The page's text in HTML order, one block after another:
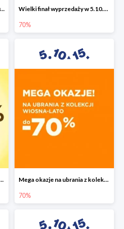
Dodatkowe -20% rabatu w 5.10.15 Wielki finał wyprzedaży w 5.10.15 do -70%
70%
rabatu w 5.10.15 Mega okazje na ubrania z kolekcji wiosna-lato do -70%
70%